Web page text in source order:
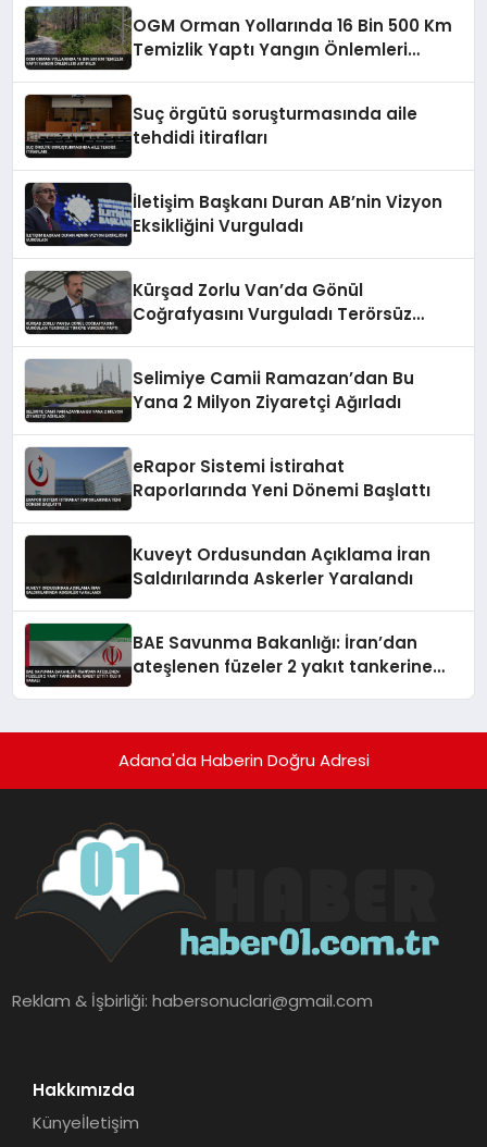
OGM Orman Yollarında 16 Bin 500 Km
Temizlik Yaptı Yangın Önlemleri
Suç örgütü soruşturmasında aile
tehdidi itirafları
İletişim Başkanı Duran AB’nin Vizyon
Eksikliğini Vurguladı
Kürşad Zorlu Van’da Gönül
Coğrafyasını Vurguladı Terörsüz
Selimiye Camii Ramazan’dan Bu
Yana 2 Milyon Ziyaretçi Ağırladı
eRapor Sistemi İstirahat
Raporlarında Yeni Dönemi Başlattı
Kuveyt Ordusundan Açıklama İran
Saldırılarında Askerler Yaralandı
BAE Savunma Bakanlığı: İran’dan
ateşlenen füzeler 2 yakıt tankerine
Adana'da Haberin Doğru Adresi
Reklam & İşbirliği:habersonuclari@gmail.com
Hakkımızda
Künyeİletişim